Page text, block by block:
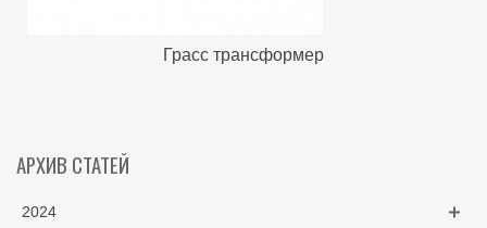
Грасс трансформер
АРХИВ СТАТЕЙ
2024